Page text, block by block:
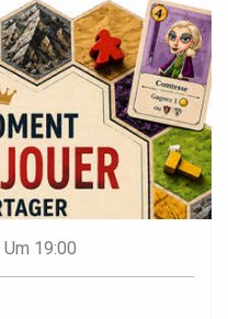
Um 19:00